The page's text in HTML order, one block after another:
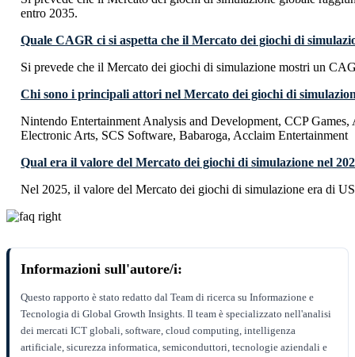
entro 2035.
Quale CAGR ci si aspetta che il Mercato dei giochi di
Si prevede che il Mercato dei giochi di simulazione mostri un
Chi sono i principali attori nel Mercato dei giochi di
Nintendo Entertainment Analysis and Development, CCP Games,
Electronic Arts, SCS Software, Babaroga, Acclaim Entertainment
Qual era il valore del Mercato dei giochi di simulazione nel
Nel 2025, il valore del Mercato dei giochi di simulazione era di
Informazioni sull'autore/i:
Questo rapporto è stato redatto dal Team di ricerca su Informazione e
Tecnologia di Global Growth Insights. Il team è specializzato nell'analisi
dei mercati ICT globali, software, cloud computing, intelligenza
artificiale, sicurezza informatica, semiconduttori, tecnologie aziendali e